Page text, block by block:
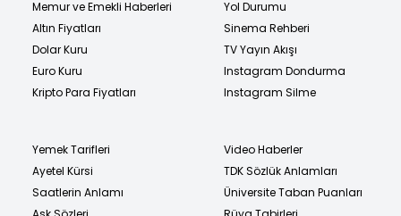
Memur ve Emekli Haberleri
Altın Fiyatları
Dolar Kuru
Euro Kuru
Kripto Para Fiyatları
Yol Durumu
Sinema Rehberi
TV Yayın Akışı
Instagram Dondurma
Instagram Silme
Yemek Tarifleri
Ayetel Kürsi
Saatlerin Anlamı
Video Haberler
TDK Sözlük Anlamları
Üniversite Taban Puanları